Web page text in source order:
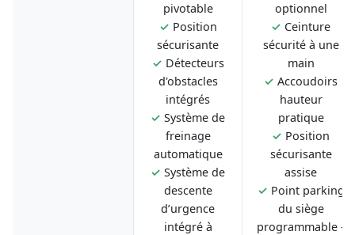
pivotable
✓ Position
sécurisante
✓ Détecteurs
d'obstacles
intégrés
✓ Système de
freinage
automatique
✓ Système de
descente
d’urgence
intégré à
optionnel
✓ Ceinture
sécurité à une
main
✓ Accoudoirs
hauteur
pratique
✓ Position
sécurisante
assise
✓ Point parking
du siège
programmable -